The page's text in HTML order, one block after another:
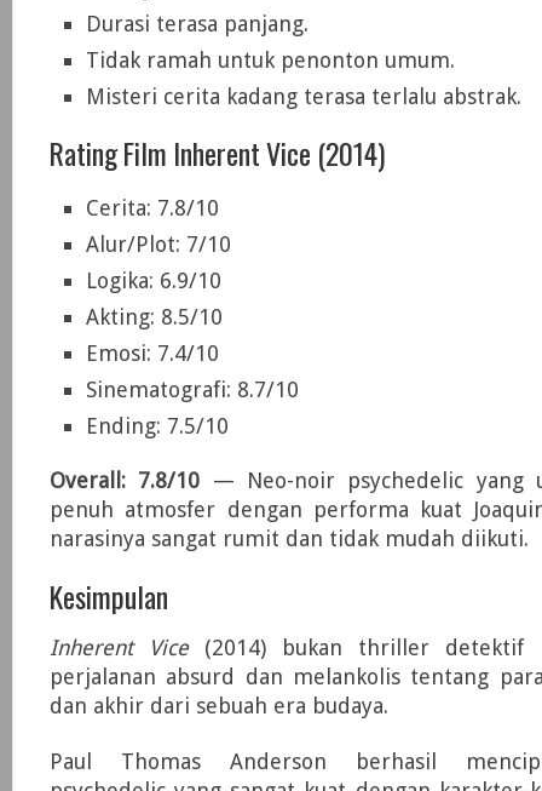
Durasi terasa panjang.
Tidak ramah untuk penonton umum.
Misteri cerita kadang terasa terlalu abstrak.
Rating Film Inherent Vice (2014)
Cerita: 7.8/10
Alur/Plot: 7/10
Logika: 6.9/10
Akting: 8.5/10
Emosi: 7.4/10
Sinematografi: 8.7/10
Ending: 7.5/10
Overall: 7.8/10 — Neo-noir psychedelic yang
penuh atmosfer dengan performa kuat
narasinya sangat rumit dan tidak mudah diikuti.
Kesimpulan
Inherent Vice(2014) bukan thriller detektif
perjalanan absurd dan melankolis tentang
dan akhir dari sebuah era budaya.
Paul Thomas Anderson berhasil